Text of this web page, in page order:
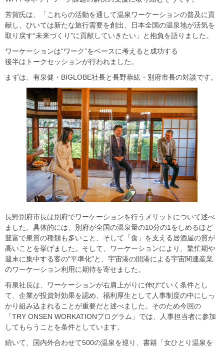
芳賀氏は、「これらの活動を通して温泉ワーケーションの普及に貢
献し、ひいては新たな旅行需要を創出、日本全国の温泉地が活気を
取り戻す“未来づくり”に貢献していきたい」と抱負を語りました。
ワーケーションは“ワーク”をベースに考えると成功する
後半はトークセッションが行われました。
まずは、有泉健・BIGLOBE社長と長野恭紘・別府市長の対談です。
長野別府市長は別府でワーケーションを行うメリットについて述べ
ました。具体的には、別府が全国の温泉量の10分の1をしめるほど
豊富で泉質の種類も多いこと、そして「食」を支える居酒屋の質が
高いことを挙げました。そして、ワーケーションにより、繁忙期や
週末に集中する客の“平準化”と、宇宙港の開港による宇宙関連産業
のワーケーション利用に期待を寄せました。
有泉社長は、ワーケーションが右肩上がりに伸びていく条件とし
て、企業が投資対効果を認め、福利厚生として人事制度の中にしっ
かり組み込まれることが重要だと述べました。そのため今回の
「TRY ONSEN WORKATIONプログラム」では、人事担当者に参加
してもらうことを条件としています。
続いて、国内外合わせて500の温泉を巡り、書籍「女ひとり温泉を